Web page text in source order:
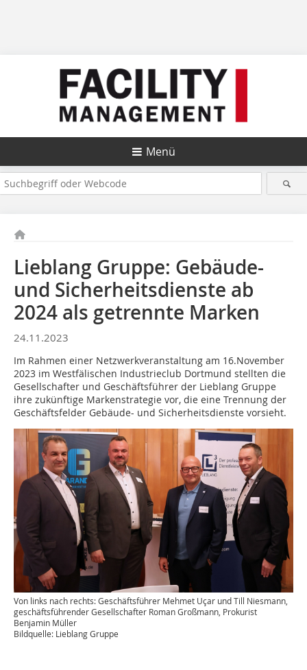
Menü
Lieblang Gruppe: Gebäude-
und Sicherheitsdienste ab
2024 als getrennte Marken
24.11.2023
Im Rahmen einer Netzwerkveranstaltung am 16.November
2023 im Westfälischen Industrieclub Dortmund stellten die
Gesellschafter und Geschäftsführer der Lieblang Gruppe
ihre zukünftige Markenstrategie vor, die eine Trennung der
Geschäftsfelder Gebäude- und Sicherheitsdienste vorsieht.
Von links nach rechts: Geschäftsführer Mehmet Uçar und Till Niesmann,
geschäftsführender Gesellschafter Roman Großmann, Prokurist
Benjamin Müller
Bildquelle: Lieblang Gruppe